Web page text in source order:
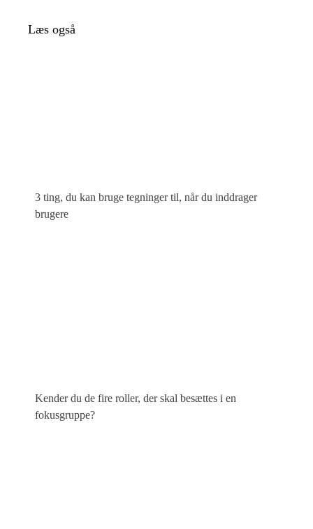
Læs også
3 ting, du kan bruge tegninger til, når du inddrager
brugere
Kender du de fire roller, der skal besættes i en
fokusgruppe?